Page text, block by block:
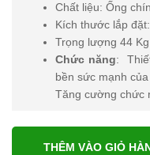
Chất liệu: Ống
Kích thước lắp
Trọng lượng 44 Kg
Chức năng:
bền sức mạnh
Tăng cường chức
THÊM VÀO GIỎ